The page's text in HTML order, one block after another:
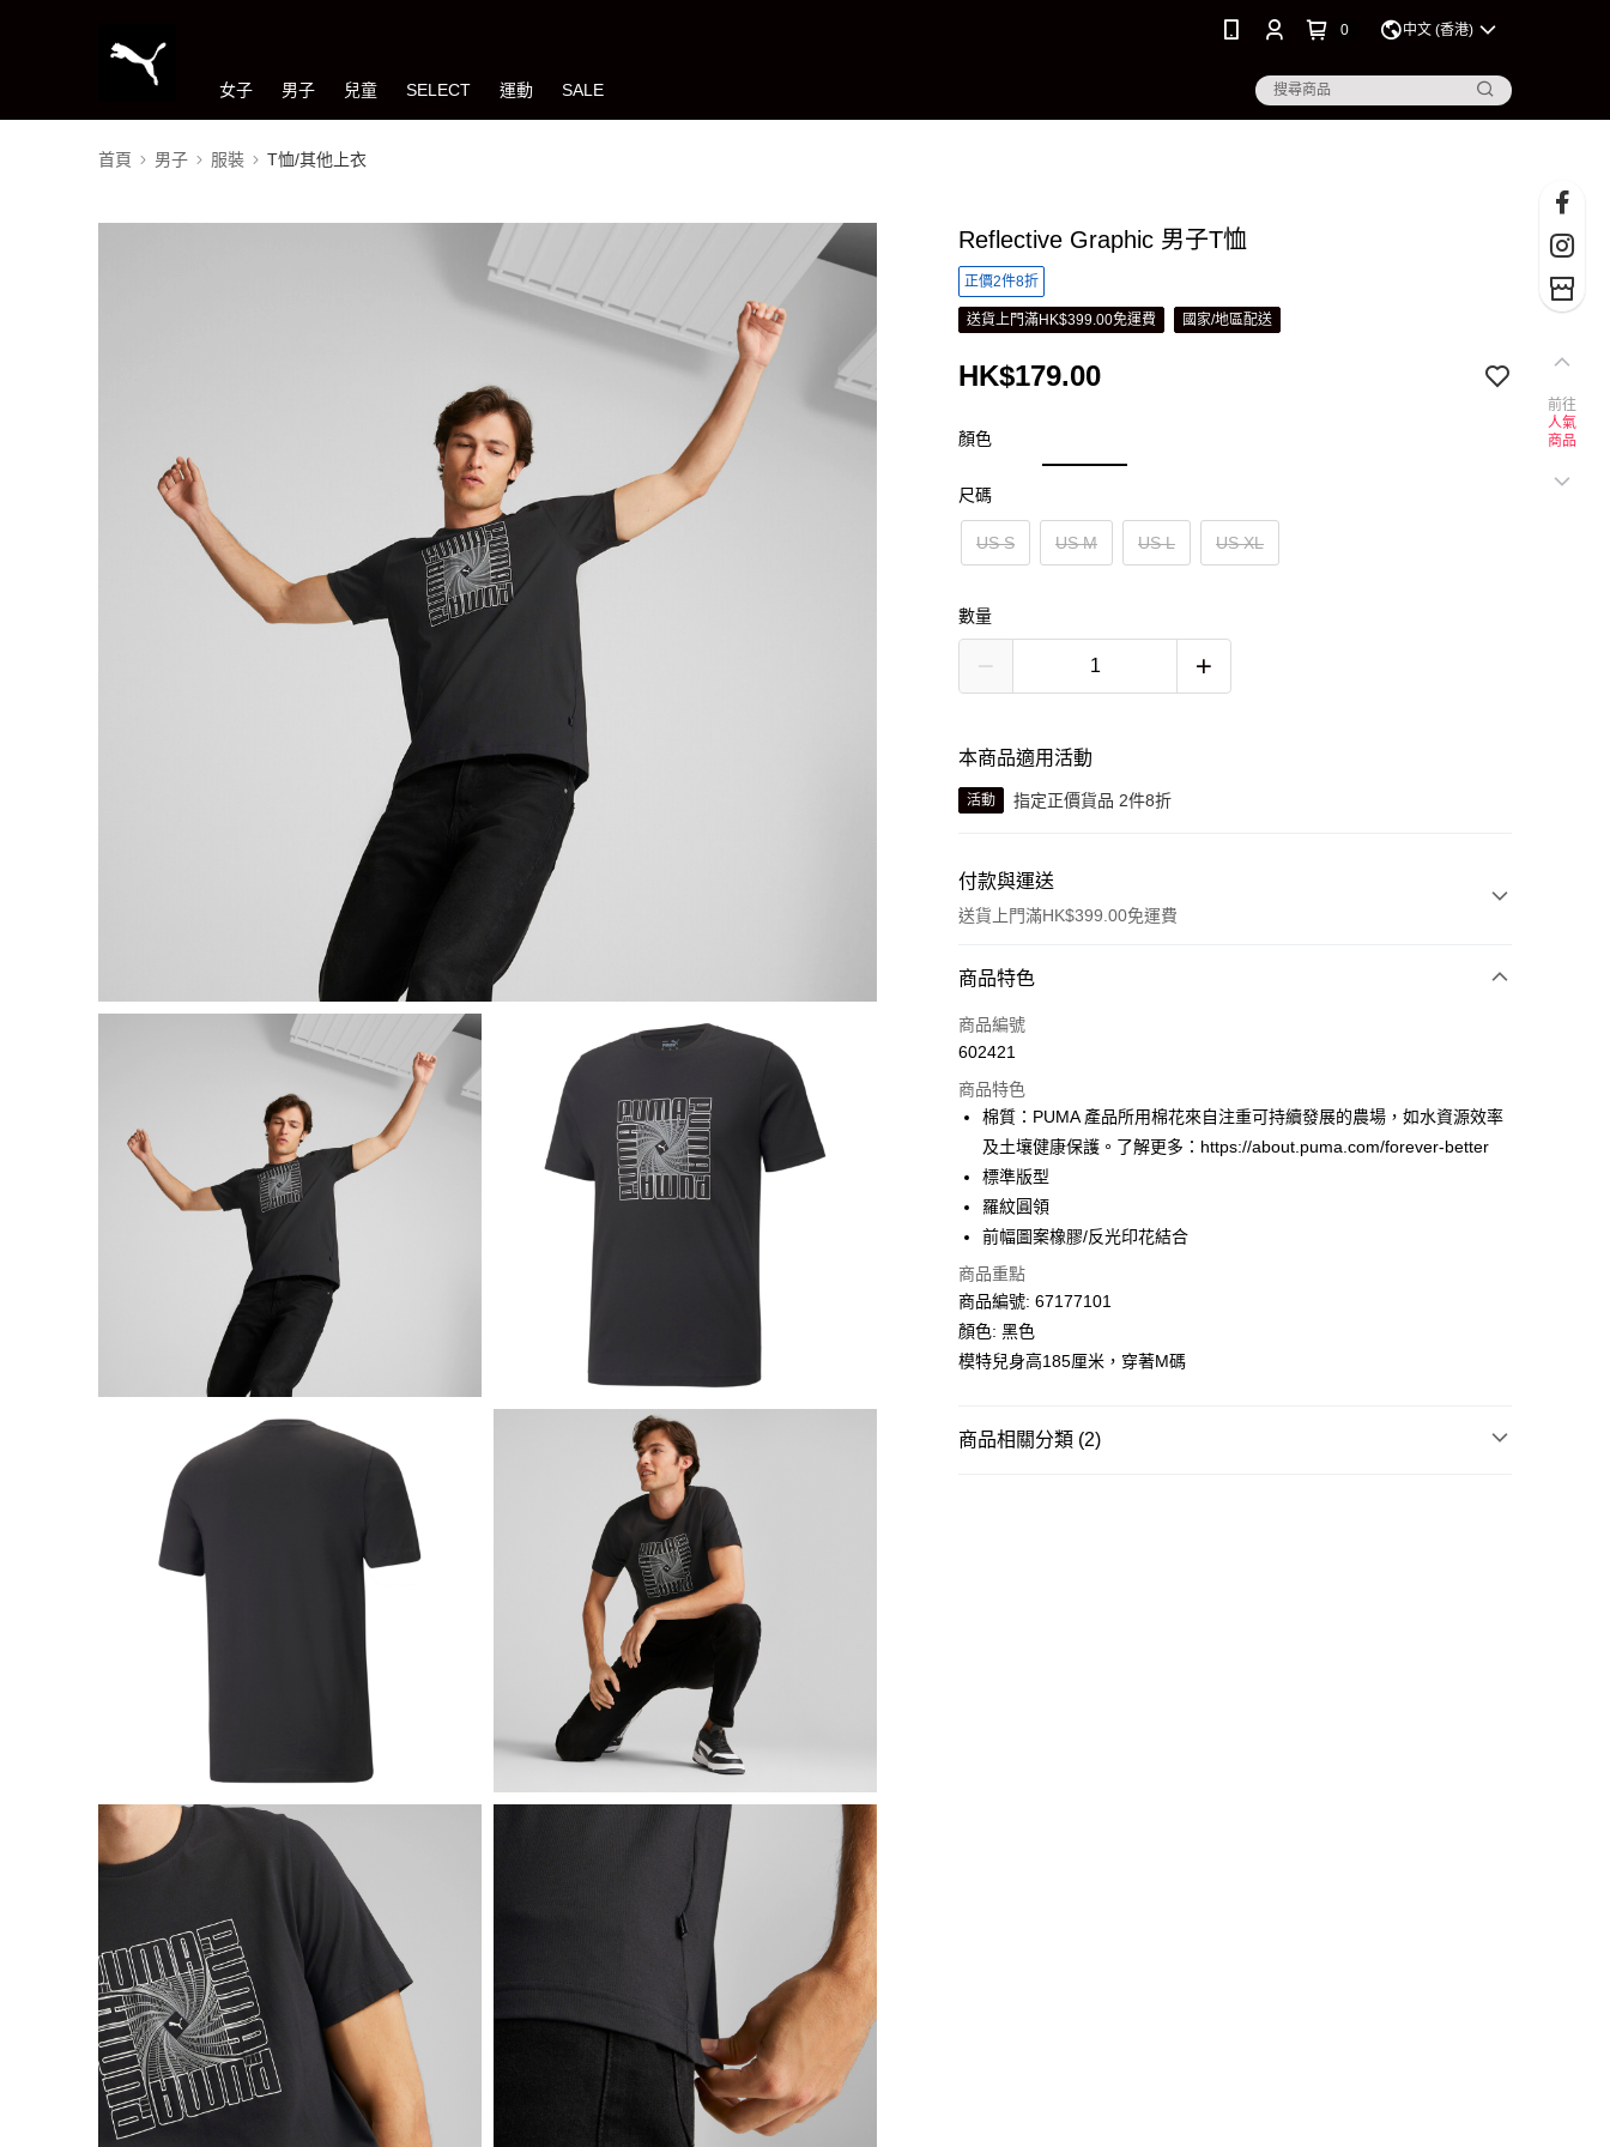
0 中文 (香港)
女子 男子 兒童 SELECT 運動 SALE
首頁 男子 服裝 T恤/其他上衣
Reflective Graphic 男子T恤
正價2件8折
送貨上門滿HK$399.00免運費 國家/地區配送
HK$179.00
顏色
尺碼
US S US M US L US XL
數量
本商品適用活動
活動 指定正價貨品 2件8折
付款與運送
送貨上門滿HK$399.00免運費
付款方式
信用卡
相關說明
Alipay, PayMe, WeChat Pay, UnionPay, FPS
送貨方式
單筆訂單淨值滿$399可享免運費優惠
每筆HK$30.00，滿HK$399.00或以上免運費
滿$599可享澳門免運費優惠
商品特色
商品編號
602421
商品特色
棉質：PUMA 產品所用棉花來自注重可持續發展的農場，如水資源效率
及土壤健康保護。了解更多：https://about.puma.com/forever-better
標準版型
羅紋圓領
前幅圖案橡膠/反光印花結合
商品重點
商品編號: 67177101
顏色: 黑色
模特兒身高185厘米，穿著M碼
商品相關分類 (2)
前往
人氣
商品